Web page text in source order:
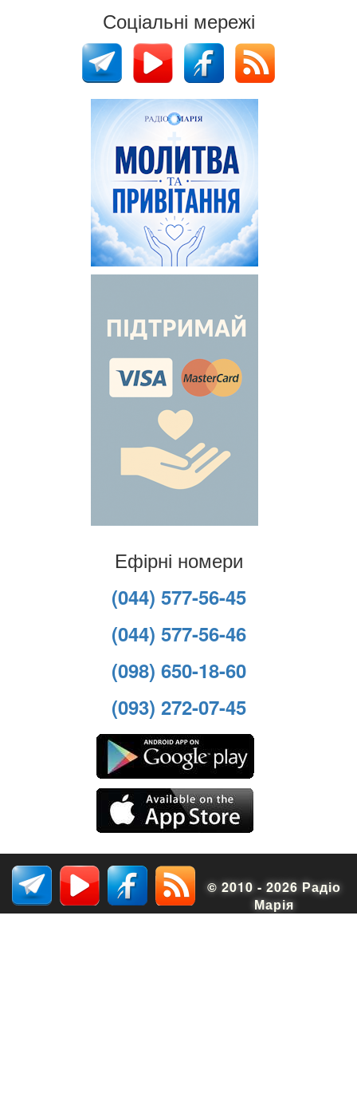
Соціальні мережі
Ефірні номери
(044) 577-56-45
(044) 577-56-46
(098) 650-18-60
(093) 272-07-45
© 2010 - 2026 Радіо
Марія